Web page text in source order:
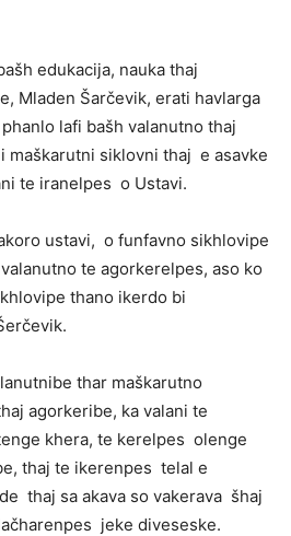
edukacija, nauka thaj
Mladen Šarčevik, erati havlarga
lafi bašh valanutno thaj
maškarutni siklovni thaj e asavke
te iranelpes o Ustavi.
ustavi, o funfavno sikhlovipe
te agorkerelpes, aso ko
thano ikerdo bi
thar maškarutno
agorkeribe, ka valani te
khera, te kerelpes olenge
thaj te ikerenpes telal e
thaj sa akava so vakerava šhaj
jeke diveseske.